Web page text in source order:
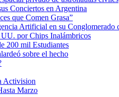
Conciertos en Argentina
que Comen Grasa”
Artificial en su Conglomerado
UU. por Chips Inalámbricos
200 mil Estudiantes
sobre el hecho
Activision
Marzo